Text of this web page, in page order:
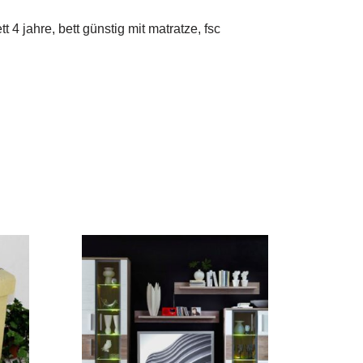
4 jahre, bett günstig mit matratze, fsc